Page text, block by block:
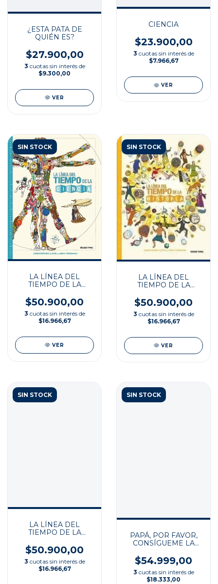
¿ESTA PATA DE
QUIÉN ES?
$27.900,00
3 cuotas sin interés de
$9.300,00
VER
CIENCIA
$23.900,00
3 cuotas sin interés de
$7.966,67
VER
SIN STOCK
LA LÍNEA DEL
TIEMPO DE LA
$50.900,00
3 cuotas sin interés de
$16.966,67
VER
SIN STOCK
LA LÍNEA DEL
TIEMPO DE LA
$50.900,00
3 cuotas sin interés de
$16.966,67
VER
SIN STOCK
LA LÍNEA DEL
TIEMPO DE LA
$50.900,00
3 cuotas sin interés de
$16.966,67
SIN STOCK
PAPÁ, POR FAVOR,
CONSÍGUEME LA
$54.999,00
3 cuotas sin interés de
$18.333,00